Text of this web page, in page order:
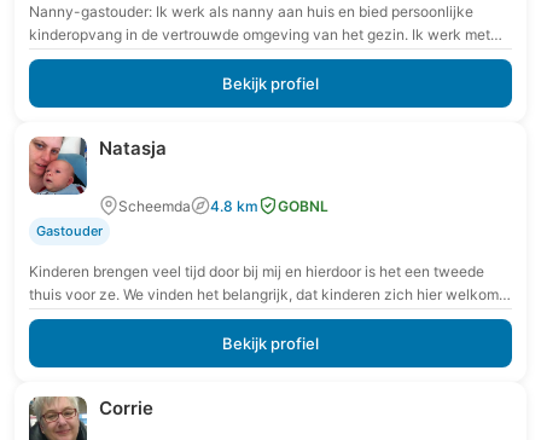
Nanny-gastouder: Ik werk als nanny aan huis en bied persoonlijke
kinderopvang in de vertrouwde omgeving van het gezin. Ik werk met
extra aandacht voor rust,…
Bekijk profiel
Natasja
Scheemda 4.8 km GOBNL
Gastouder
Kinderen brengen veel tijd door bij mij en hierdoor is het een tweede
thuis voor ze. We vinden het belangrijk, dat kinderen zich hier welkom…
Bekijk profiel
Corrie